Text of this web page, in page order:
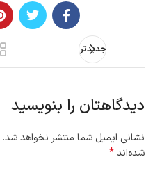
جدیدتر
دیدگاهتان را بنویسید
نشانی ایمیل شما منتشر نخواهد شد.
شده‌اند*